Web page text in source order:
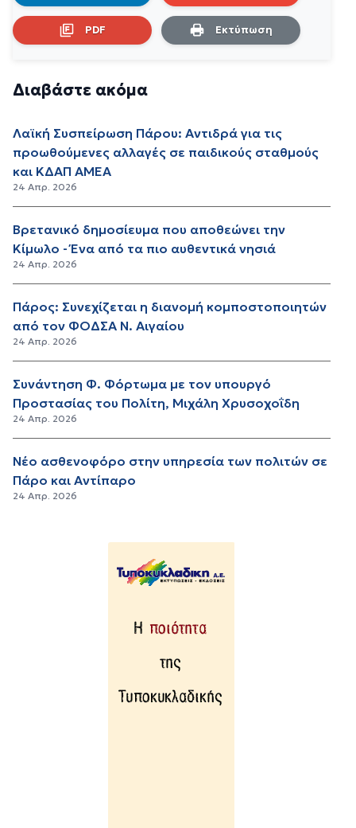
PDF Εκτύπωση
Διαβάστε ακόμα
Λαϊκή Συσπείρωση Πάρου: Αντιδρά για τις
προωθούμενες αλλαγές σε παιδικούς σταθμούς
και ΚΔΑΠ ΑΜΕΑ
24 Απρ. 2026
Βρετανικό δημοσίευμα που αποθεώνει την
Κίμωλο - Ένα από τα πιο αυθεντικά νησιά
24 Απρ. 2026
Πάρος: Συνεχίζεται η διανομή κομποστοποιητών
από τον ΦΟΔΣΑ Ν. Αιγαίου
24 Απρ. 2026
Συνάντηση Φ. Φόρτωμα με τον υπουργό
Προστασίας του Πολίτη, Μιχάλη Χρυσοχοΐδη
24 Απρ. 2026
Νέο ασθενοφόρο στην υπηρεσία των πολιτών σε
Πάρο και Αντίπαρο
24 Απρ. 2026